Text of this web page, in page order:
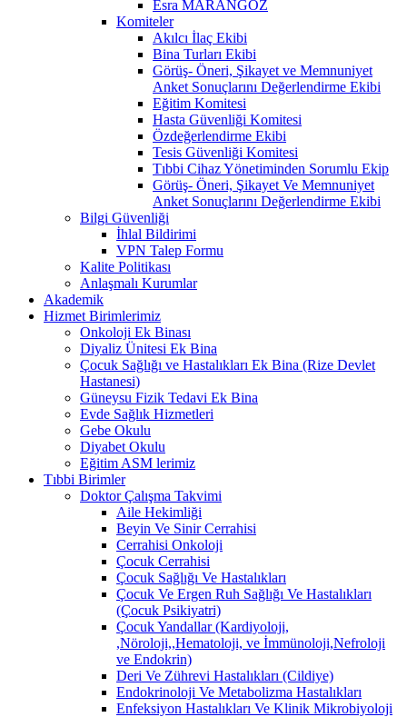
Esra MARANGOZ
Komiteler
Akılcı İlaç Ekibi
Bina Turları Ekibi
Görüş- Öneri, Şikayet ve Memnuniyet
Anket Sonuçlarını Değerlendirme Ekibi
Eğitim Komitesi
Hasta Güvenliği Komitesi
Özdeğerlendirme Ekibi
Tesis Güvenliği Komitesi
Tıbbi Cihaz Yönetiminden Sorumlu Ekip
Görüş- Öneri, Şikayet Ve Memnuniyet
Anket Sonuçlarını Değerlendirme Ekibi
Bilgi Güvenliği
İhlal Bildirimi
VPN Talep Formu
Kalite Politikası
Anlaşmalı Kurumlar
Akademik
Hizmet Birimlerimiz
Onkoloji Ek Binası
Diyaliz Ünitesi Ek Bina
Çocuk Sağlığı ve Hastalıkları Ek Bina (Rize Devlet
Hastanesi)
Güneysu Fizik Tedavi Ek Bina
Evde Sağlık Hizmetleri
Gebe Okulu
Diyabet Okulu
Eğitim ASM lerimiz
Tıbbi Birimler
Doktor Çalışma Takvimi
Aile Hekimliği
Beyin Ve Sinir Cerrahisi
Cerrahisi Onkoloji
Çocuk Cerrahisi
Çocuk Sağlığı Ve Hastalıkları
Çocuk Ve Ergen Ruh Sağlığı Ve Hastalıkları
(Çocuk Psikiyatri)
Çocuk Yandallar (Kardiyoloji,
,Nöroloji,,Hematoloji, ve İmmünoloji,Nefroloji
ve Endokrin)
Deri Ve Zührevi Hastalıkları (Cildiye)
Endokrinoloji Ve Metabolizma Hastalıkları
Enfeksiyon Hastalıkları Ve Klinik Mikrobiyoloji